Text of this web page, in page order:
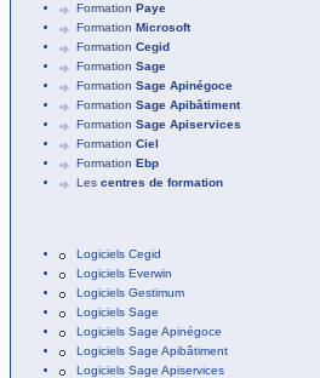
Formation Paye
Formation Microsoft
Formation Cegid
Formation Sage
Formation Sage Apinégoce
Formation Sage Apibâtiment
Formation Sage Apiservices
Formation Ciel
Formation Ebp
Les centres de formation
Logiciels Cegid
Logiciels Everwin
Logiciels Gestimum
Logiciels Sage
Logiciels Sage Apinégoce
Logiciels Sage Apibâtiment
Logiciels Sage Apiservices